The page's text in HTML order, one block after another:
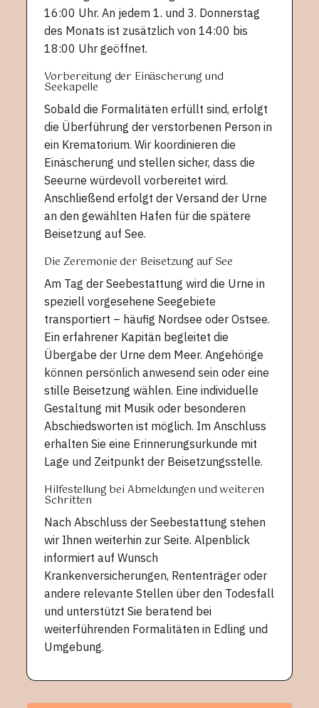
16:00 Uhr. An jedem 1. und 3. Donnerstag
des Monats ist zusätzlich von 14:00 bis
18:00 Uhr geöffnet.
Vorbereitung der Einäscherung und
Seekapelle
Sobald die Formalitäten erfüllt sind, erfolgt
die Überführung der verstorbenen Person in
ein Krematorium. Wir koordinieren die
Einäscherung und stellen sicher, dass die
Seeurne würdevoll vorbereitet wird.
Anschließend erfolgt der Versand der Urne
an den gewählten Hafen für die spätere
Beisetzung auf See.
Die Zeremonie der Beisetzung auf See
Am Tag der Seebestattung wird die Urne in
speziell vorgesehene Seegebiete
transportiert – häufig Nordsee oder Ostsee.
Ein erfahrener Kapitän begleitet die
Übergabe der Urne dem Meer. Angehörige
können persönlich anwesend sein oder eine
stille Beisetzung wählen. Eine individuelle
Gestaltung mit Musik oder besonderen
Abschiedsworten ist möglich. Im Anschluss
erhalten Sie eine Erinnerungsurkunde mit
Lage und Zeitpunkt der Beisetzungsstelle.
Hilfestellung bei Abmeldungen und weiteren
Schritten
Nach Abschluss der Seebestattung stehen
wir Ihnen weiterhin zur Seite. Alpenblick
informiert auf Wunsch
Krankenversicherungen, Rententräger oder
andere relevante Stellen über den Todesfall
und unterstützt Sie beratend bei
weiterführenden Formalitäten in Edling und
Umgebung.